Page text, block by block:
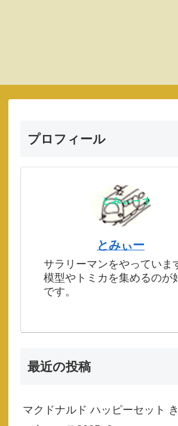
プロフィール
とみぃー
サラリーマンをやっていま
模型やトミカを集めるのが
です。
最近の投稿
マクドナルド ハッピーセット